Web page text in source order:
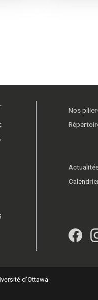
Nos
d'Ottawa